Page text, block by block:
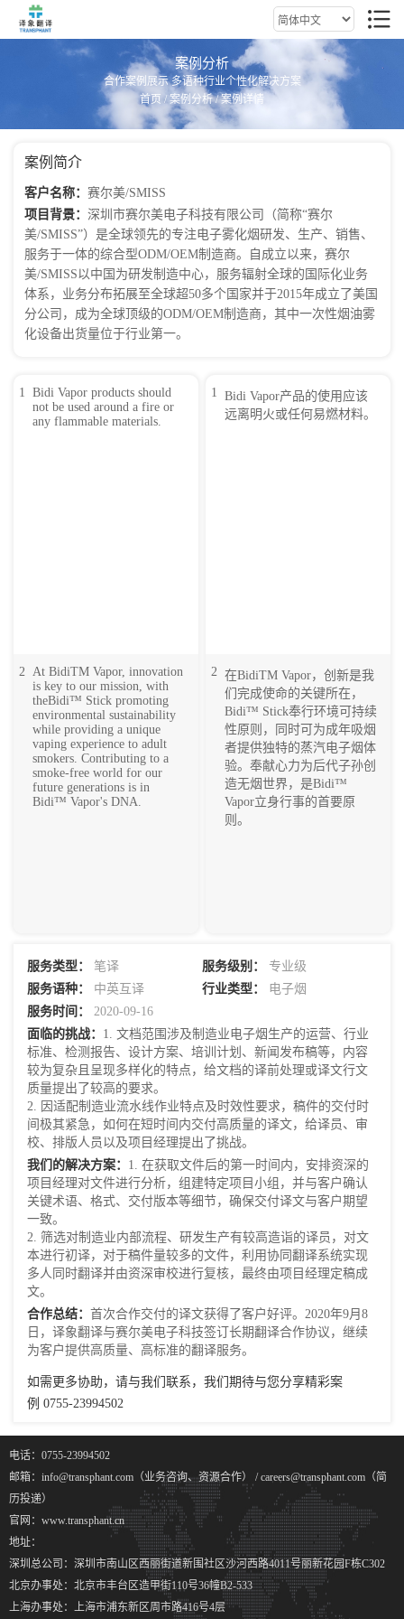
案例分析
合作案例展示 多语种行业个性化解决方案
首页/ 案例分析/ 案例详情
案例简介
客户名称： 赛尔美/SMISS
项目背景： 深圳市赛尔美电子科技有限公司（简称“赛尔
美/SMISS”）是全球领先的专注电子雾化烟研发、生产、销售、
服务于一体的综合型ODM/OEM制造商。自成立以来，赛尔
美/SMISS以中国为研发制造中心，服务辐射全球的国际化业务
体系，业务分布拓展至全球超50多个国家并于2015年成立了美国
分公司，成为全球顶级的ODM/OEM制造商，其中一次性烟油雾
化设备出货量位于行业第一。
1
Bidi Vapor products should
not be used around a fire or
any flammable materials.
2
At BidiTM Vapor, innovation
is key to our mission, with
theBidi™ Stick promoting
environmental sustainability
while providing a unique
vaping experience to adult
smokers. Contributing to a
smoke-free world for our
future generations is in
Bidi™ Vapor's DNA.
1
Bidi Vapor产品的使用应该
远离明火或任何易燃材料。
2
在BidiTM Vapor，创新是我
们完成使命的关键所在，
Bidi™ Stick奉行环境可持续
性原则，同时可为成年吸烟
者提供独特的蒸汽电子烟体
验。奉献心力为后代子孙创
造无烟世界，是Bidi™
Vapor立身行事的首要原
则。
服务类型： 笔译 服务级别：
专业级
服务语种：
中英互译 行业类型：
电子烟
服务时间：
2020-09-16
面临的挑战： 1. 文档范围涉及制造业电子烟生产的运营、行业
标准、检测报告、设计方案、培训计划、新闻发布稿等，内容
较为复杂且呈现多样化的特点，给文档的译前处理或译文行文
质量提出了较高的要求。
2. 因适配制造业流水线作业特点及时效性要求，稿件的交付时
间极其紧急，如何在短时间内交付高质量的译文，给译员、审
校、排版人员以及项目经理提出了挑战。
我们的解决方案： 1. 在获取文件后的第一时间内，安排资深的
项目经理对文件进行分析，组建特定项目小组，并与客户确认
关键术语、格式、交付版本等细节，确保交付译文与客户期望
一致。
2. 筛选对制造业内部流程、研发生产有较高造诣的译员，对文
本进行初译，对于稿件量较多的文件，利用协同翻译系统实现
多人同时翻译并由资深审校进行复核，最终由项目经理定稿成
文。
合作总结： 首次合作交付的译文获得了客户好评。2020年9月8
日，译象翻译与赛尔美电子科技签订长期翻译合作协议，继续
为客户提供高质量、高标准的翻译服务。
如需更多协助，请与我们联系，我们期待与您分享精彩案
例 0755-23994502
电话：0755-23994502
邮箱：info@transphant.com（业务咨询、资源合作） / careers@transphant.com（简
历投递）
官网：www.transphant.cn
地址：
深圳总公司：深圳市南山区西丽街道新围社区沙河西路4011号丽新花园F栋C302
北京办事处：北京市丰台区造甲街110号36幢B2-533
上海办事处：上海市浦东新区周市路416号4层